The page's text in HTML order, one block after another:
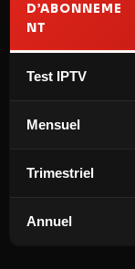
D’ABONNEME
NT
Test IPTV
Mensuel
Trimestriel
Annuel